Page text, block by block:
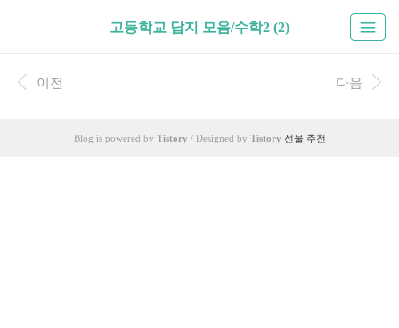
고등학교 답지 모음/수학2 (2)
이전 다음
Blog is powered by Tistory / Designed by Tistory 선물 추천